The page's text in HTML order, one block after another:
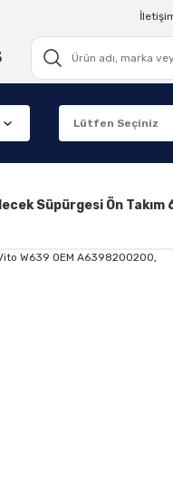
Süpürgesi Ön